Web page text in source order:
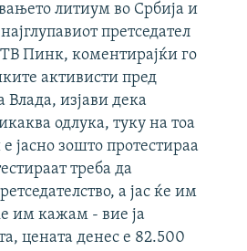
литиум во Србија и
претседател
ТВ Пинк, коментирајќи го
активисти пред
Влада, изјави дека
одлука, туку на тоа
јасно зошто протестираа
треба да
а јас ќе им
им кажам - вие ја
цената денес е 82.500